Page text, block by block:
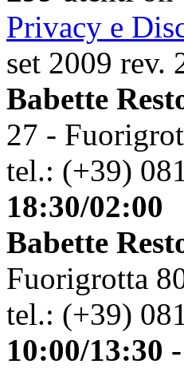
Privacy e
set 2009 rev.
Babette
27 -
tel.: (+39)
18:30/02:00
Babette
Fuorigrotta
tel.: (+39)
10:00/13:30